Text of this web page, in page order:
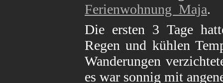
Ferienwohnung Maja.
Die ersten 3 Tage
Regen und kühlen
Wanderungen
es war sonnig mit